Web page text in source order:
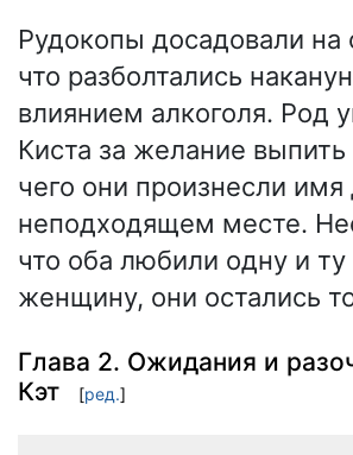
Рудокопы досадовали на
что разболтались
влиянием алкоголя. Род
Киста за желание выпить
чего они произнесли
неподходящем месте.
что оба любили одну и
женщину, они остались
Глава 2. Ожидания и
Кэт
[ред.]